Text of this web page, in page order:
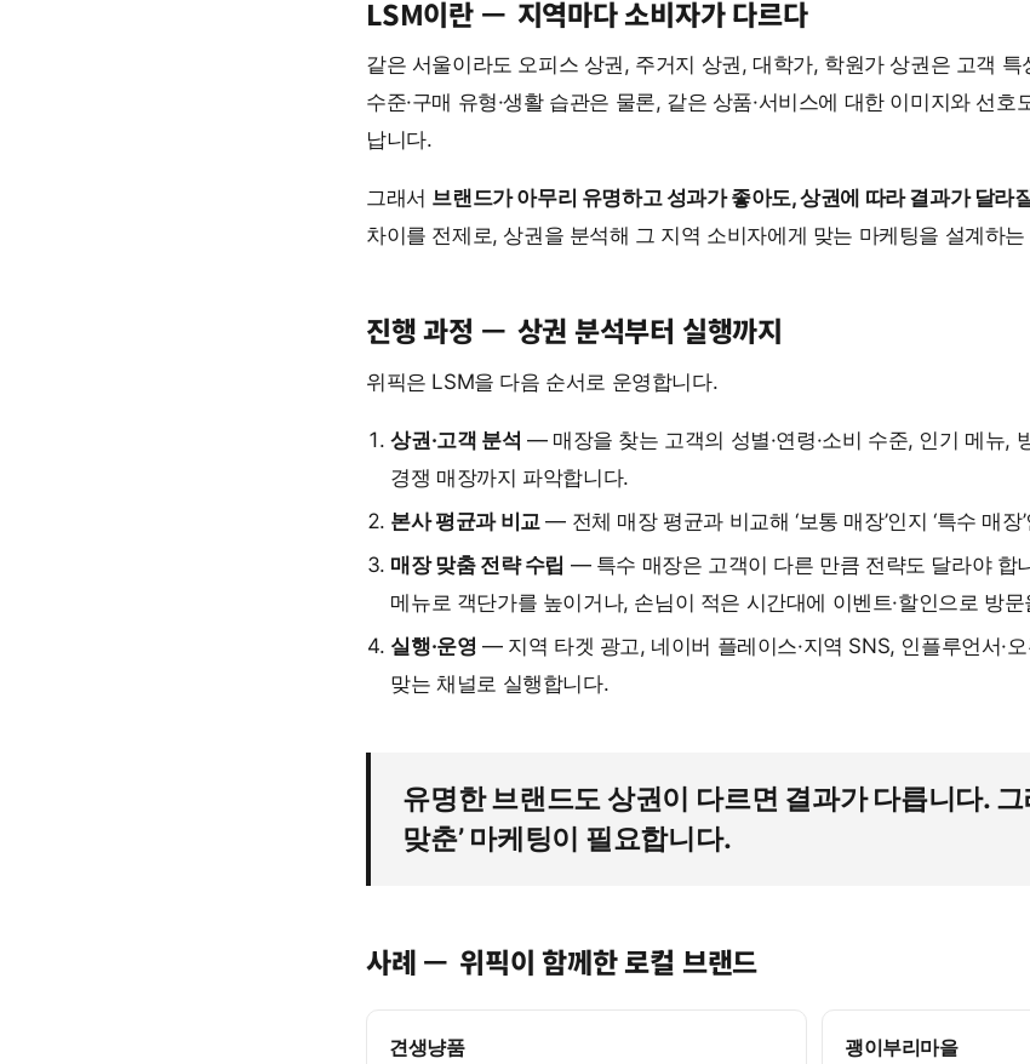
LSM이란 — 지역마다 소비자가 다르다
같은 서울이라도 오피스 상권, 주거지 상권, 대학가, 학원가 상권은 고객 특
수준·구매 유형·생활 습관은 물론, 같은 상품·서비스에 대한 이미지와 선호
납니다.
그래서 브랜드가 아무리 유명하고 성과가 좋아도, 상권에 따라 결과가 달라
차이를 전제로, 상권을 분석해 그 지역 소비자에게 맞는 마케팅을 설계하
진행 과정 — 상권 분석부터 실행까지
위픽은 LSM을 다음 순서로 운영합니다.
상권·고객 분석 — 매장을 찾는 고객의 성별·연령·소비 수준, 인기 메뉴,
경쟁 매장까지 파악합니다.
본사 평균과 비교 — 전체 매장 평균과 비교해 ‘보통 매장’인지 ‘특수 매장
매장 맞춤 전략 수립 — 특수 매장은 고객이 다른 만큼 전략도 달라야 합
메뉴로 객단가를 높이거나, 손님이 적은 시간대에 이벤트·할인으로 방
실행·운영 — 지역 타겟 광고, 네이버 플레이스·지역 SNS, 인플루언서·
맞는 채널로 실행합니다.
유명한 브랜드도 상권이 다르면 결과가 다릅니다. 그
맞춘’ 마케팅이 필요합니다.
사례 — 위픽이 함께한 로컬 브랜드
견생냥품 괭이부리마을